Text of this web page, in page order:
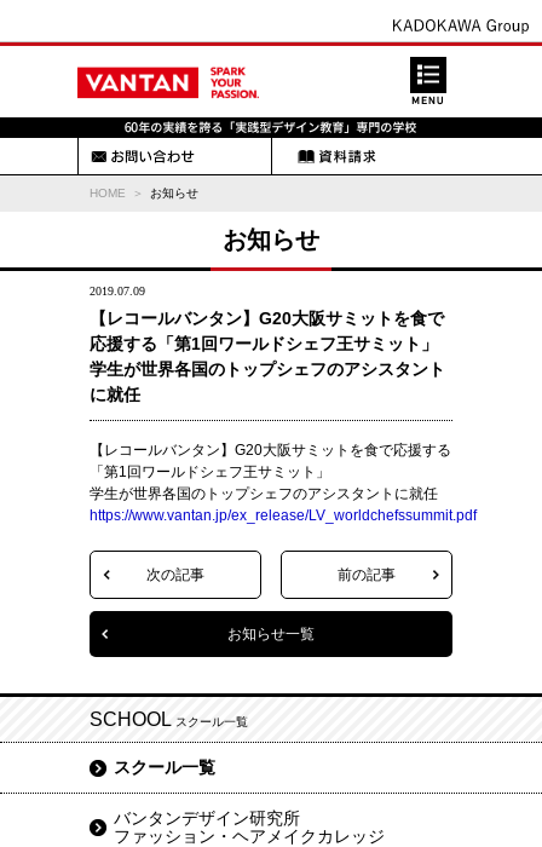
HOME お知らせ
お知らせ
2019.07.09
【レコールバンタン】G20大阪サミットを食で
応援する「第1回ワールドシェフ王サミット」
学生が世界各国のトップシェフのアシスタント
に就任
【レコールバンタン】G20大阪サミットを食で応援する
「第1回ワールドシェフ王サミット」
学生が世界各国のトップシェフのアシスタントに就任
https://www.vantan.jp/ex_release/LV_worldchefssummit.pdf
次の記事 前の記事
お知らせ一覧
SCHOOL スクール一覧
スクール一覧
バンタンデザイン研究所
ファッション・ヘアメイクカレッジ